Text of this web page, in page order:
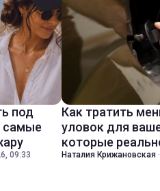
под
самые
09:33
Как тратить
уловок для
которые
Наталия Крижановская ·